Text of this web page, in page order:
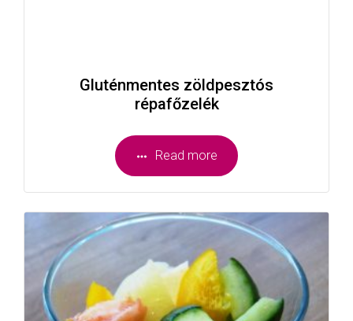
Gluténmentes zöldpesztós
répafőzelék
Read more